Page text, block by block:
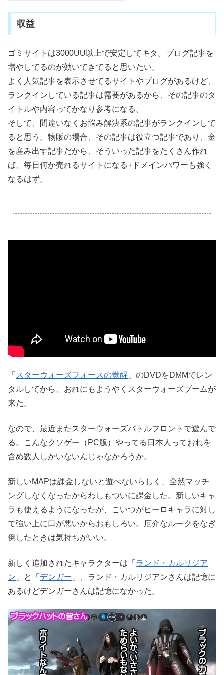
収益
ゴミサイトは3000UU以上で安定してキタ。ブログ記事を
増やしてるのが効いてきてると思いたい。
よく人気記事を表示させてるサイトやブログがあるけど、
ランクインしている記事は需要があるから、その記事のタ
イトルや内容ってかなり参考になる。
そして、間違いなくお悩み解決系の記事がランクインして
ると思う。物販の場合、その記事は役立つ記事であり、金
を産み出す記事だから、そういった記事をたくさん作れ
ば、毎日何か売れるサイトになる+ドメインパワーも強く
なるはず。
「 スターウォーズフォースの覚醒 」のDVDをDMMでレン
タルしてから、おれにもようやくスターウォーズブームが
来た。
なので、最近またスターウォーズバトルフロントで遊んで
る。こんなクソゲー（PC版）やってる日本人っておれを
含め数人しかいないんじゃなかろうか。
新しいMAPは課金しないと遊べないらしく、全然マッチ
ングしなくなったからわしもついに課金した。新しいキャ
ラも使えるようになったが、こいつがヒーロキャラに対し
て強い上に口が悪いからおもしろい。厄介なルークをなぎ
倒したときは気持ちがいい。
新しく追加されたキャラクターは「 ランド・カルリジア
ン 」と「 デンガー 」、ランド・カルリジアンさんは記憶に
あるけどデンガーさんは記憶になかった。